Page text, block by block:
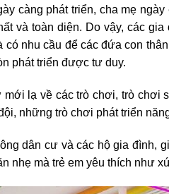
càng phát triển, cha mẹ
và toàn diện. Do vậy, các
có nhu cầu để các đứa con
phát triển được tư duy.
mới lạ về các trò chơi, trò
những trò chơi phát triển
dân cư và các hộ gia đình,
nhẹ mà trẻ em yêu thích như